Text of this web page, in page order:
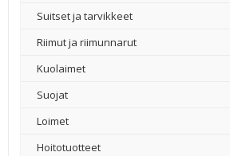
Suitset ja tarvikkeet
Riimut ja riimunnarut
Kuolaimet
Suojat
Loimet
Hoitotuotteet